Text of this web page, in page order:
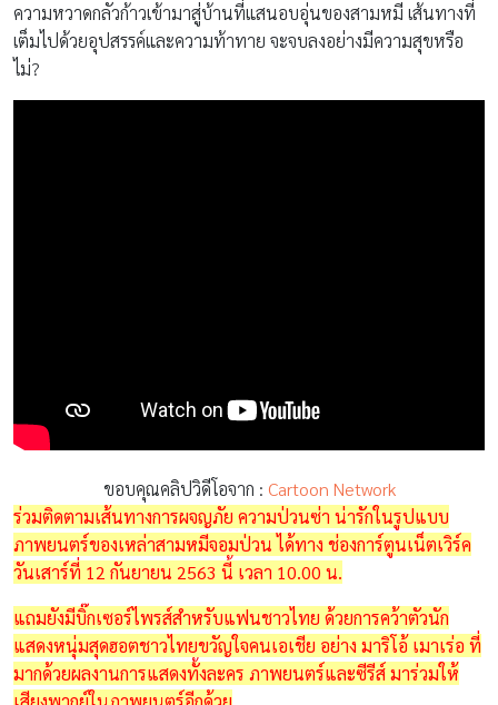
ความหวาดกลัวก้าวเข้ามาสู่บ้านที่แสนอบอุ่นของสามหมี เส้นทางที่
เต็มไปด้วยอุปสรรค์และความท้าทาย จะจบลงอย่างมีความสุขหรือ
ไม่?
ขอบคุณคลิปวิดีโอจาก : Cartoon Network
ร่วมติดตามเส้นทางการผจญภัย ความป่วนซ่า น่ารักในรูปแบบ
ภาพยนตร์ของเหล่าสามหมีจอมป่วน ได้ทาง ช่องการ์ตูนเน็ตเวิร์ค
วันเสาร์ที่ 12 กันยายน 2563 นี้ เวลา 10.00 น.
แถมยังมีบิ๊กเซอร์ไพรส์สำหรับแฟนชาวไทย ด้วยการคว้าตัวนัก
แสดงหนุ่มสุดฮอตชาวไทยขวัญใจคนเอเชีย อย่าง มาริโอ้ เมาเร่อ ที่
มากด้วยผลงานการแสดงทั้งละคร ภาพยนตร์และซีรีส์ มาร่วมให้